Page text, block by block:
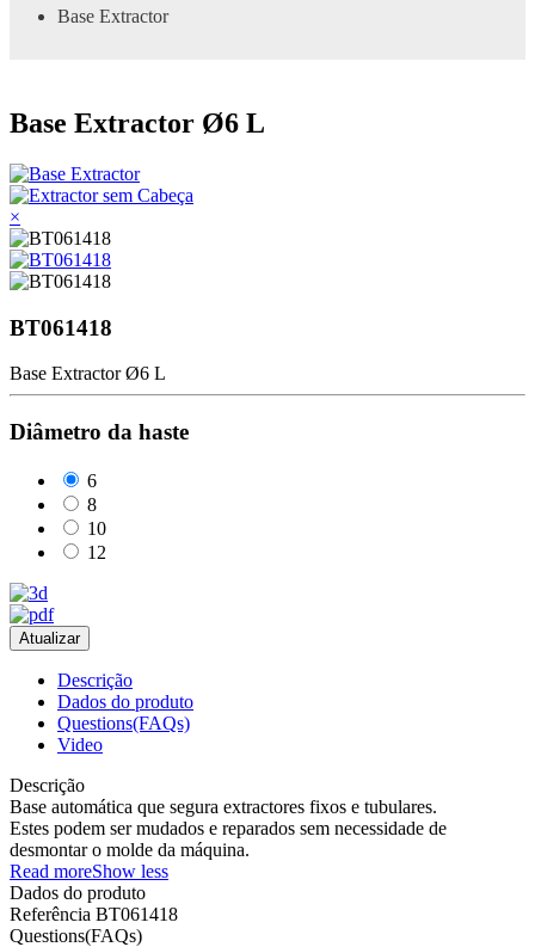
Base Extractor
Base Extractor Ø6 L
×
BT061418
Base Extractor Ø6 L
Diâmetro da haste
6
8
10
12
Descrição
Dados do produto
Questions(FAQs)
Video
Descrição
Base automática que segura extractores fixos e tubulares.
Estes podem ser mudados e reparados sem necessidade de
desmontar o molde da máquina.
Read moreShow less
Dados do produto
Referência BT061418
Questions(FAQs)